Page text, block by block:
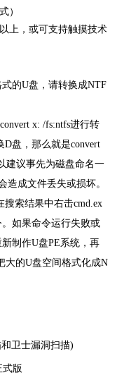
）
上，或可支持触摸技术
式的U盘，请转换成NTF
x: /fs:ntfs进行转
盘，那么就是convert
建议事先为磁盘命名一
造成文件丢失或损坏。
索结果中右击cmd.ex
如果命令运行失败或
制作U盘PE系统，再
大的U盘空间格式化成N
卫士漏洞扫描)
式版